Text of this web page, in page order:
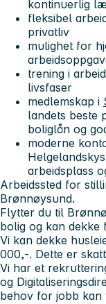
kontinuerlig
fleksibel
privatliv
mulighet for
trening i
livsfaser
medlemskap i
landets beste
boliglån og
moderne
arbeidsplass
Arbeidssted for
Brønnøysund.
Flytter du til
bolig og kan
Vi kan dekke
000,-. Dette er
Vi har et
og
behov for jobb kan